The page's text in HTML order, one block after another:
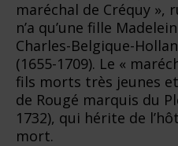
maréchal de Créquy »,
n’a qu’une fille
Charles-Belgique-
(1655-1709). Le «
fils morts très jeunes et
de Rougé marquis du
1732), qui hérite de
mort.